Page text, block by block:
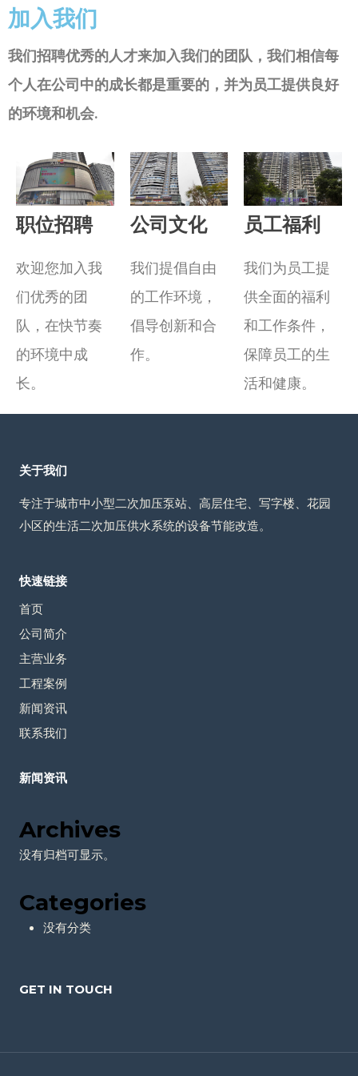
加入我们
我们招聘优秀的人才来加入我们的团队，我们相信每
个人在公司中的成长都是重要的，并为员工提供良好
的环境和机会.
职位招聘
欢迎您加入我
们优秀的团
队，在快节奏
的环境中成
长。
公司文化
我们提倡自由
的工作环境，
倡导创新和合
作。
员工福利
我们为员工提
供全面的福利
和工作条件，
保障员工的生
活和健康。
关于我们
专注于城市中小型二次加压泵站、高层住宅、写字楼、花园
小区的生活二次加压供水系统的设备节能改造。
快速链接
首页
公司简介
主营业务
工程案例
新闻资讯
联系我们
新闻资讯
Archives
没有归档可显示。
Categories
没有分类
GET IN TOUCH